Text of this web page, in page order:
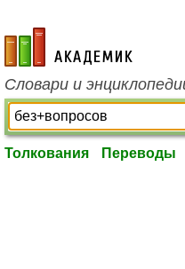
academic.ru
Словари и
Толкования Переводы